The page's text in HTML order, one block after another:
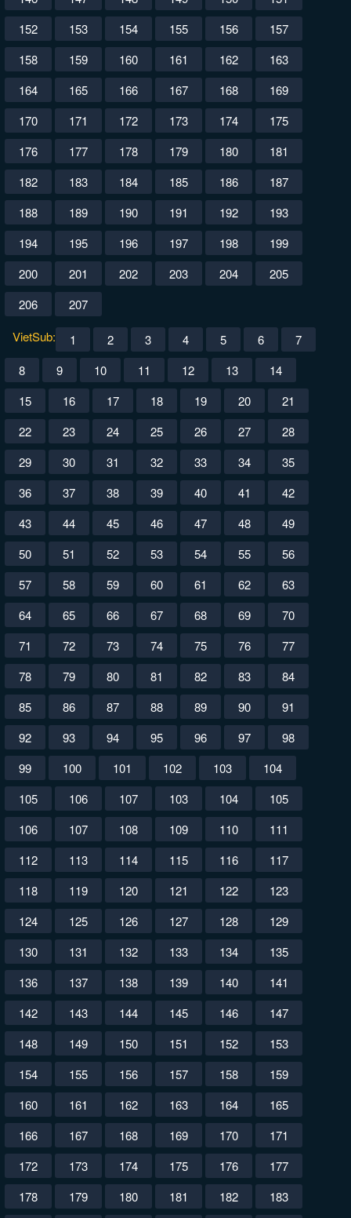
152
153 154 155 156
157
158
159 160 161 162
163
164
165 166 167 168
169
170
171 172 173 174
175
176
177 178 179 180
181
182
183 184 185 186
187
188
189 190 191 192
193
194
195 196 197 198
199
200
201 202 203 204
205
206
207
VietSub:
1 2 3 4 5 6
7
8
9 10 11 12 13
14
15
16 17 18 19 20
21
22
23 24 25 26 27
28
29
30 31 32 33 34
35
36
37 38 39 40 41
42
43
44 45 46 47 48
49
50
51 52 53 54 55
56
57
58 59 60 61 62
63
64
65 66 67 68 69
70
71
72 73 74 75 76
77
78
79 80 81 82 83
84
85
86 87 88 89 90
91
92
93 94 95 96 97
98
99
100 101 102 103
104
105
106 107 103 104
105
106
107 108 109 110
111
112
113 114 115 116
117
118
119 120 121 122
123
124
125 126 127 128
129
130
131 132 133 134
135
136
137 138 139 140
141
142
143 144 145 146
147
148
149 150 151 152
153
154
155 156 157 158
159
160
161 162 163 164
165
166
167 168 169 170
171
172
173 174 175 176
177
178
179 180 181 182
183